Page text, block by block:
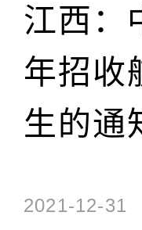
江西：
年招收
生的通
2021-12-31